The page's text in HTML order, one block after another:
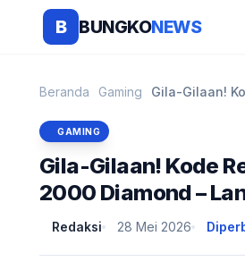
B BUNGKONEWS
Beranda Gaming
GAMING
Gila-Gilaan! Kode
2000 Diamond –
Redaksi 28 Mei 2026